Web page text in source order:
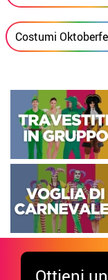
Costumi